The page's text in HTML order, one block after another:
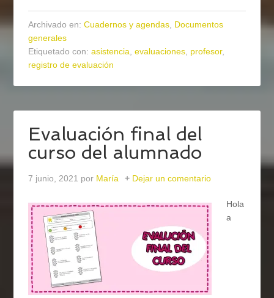
Archivado en:Cuadernos y agendas, Documentos
generales
Etiquetado con:asistencia,evaluaciones, profesor,
registro de evaluación
Evaluación final del
curso del alumnado
7 junio, 2021 por María Dejar un comentario
Hola
a